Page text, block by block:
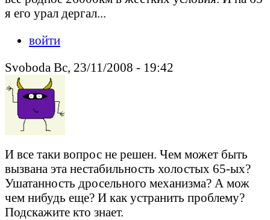
я его урал дергал...
войти
Svoboda Вс, 23/11/2008 - 19:42
И все таки вопрос не решен. Чем может быть
вызвана эта нестабильность холостых 65-ых?
Ушатанность дросельного механизма? А мож
чем нибудь еще? И как устранить проблему?
Подскажите кто знает.